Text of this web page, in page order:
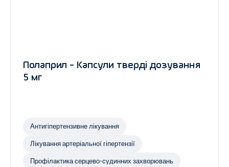
Полаприл - Капсули тверді дозування
5 мг
Антигіпертензивне лікування
Лікування артеріальної гіпертензії
Профілактика серцево-судинних захворювань